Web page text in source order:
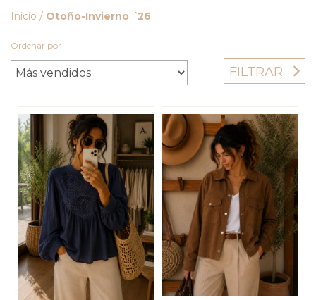
Inicio / Otoño-Invierno ´26
Ordenar por
FILTRAR